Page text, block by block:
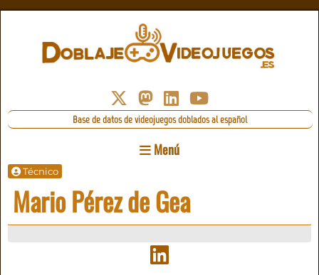
Base de datos de videojuegos doblados al español
Menú
Técnico
Mario Pérez de Gea